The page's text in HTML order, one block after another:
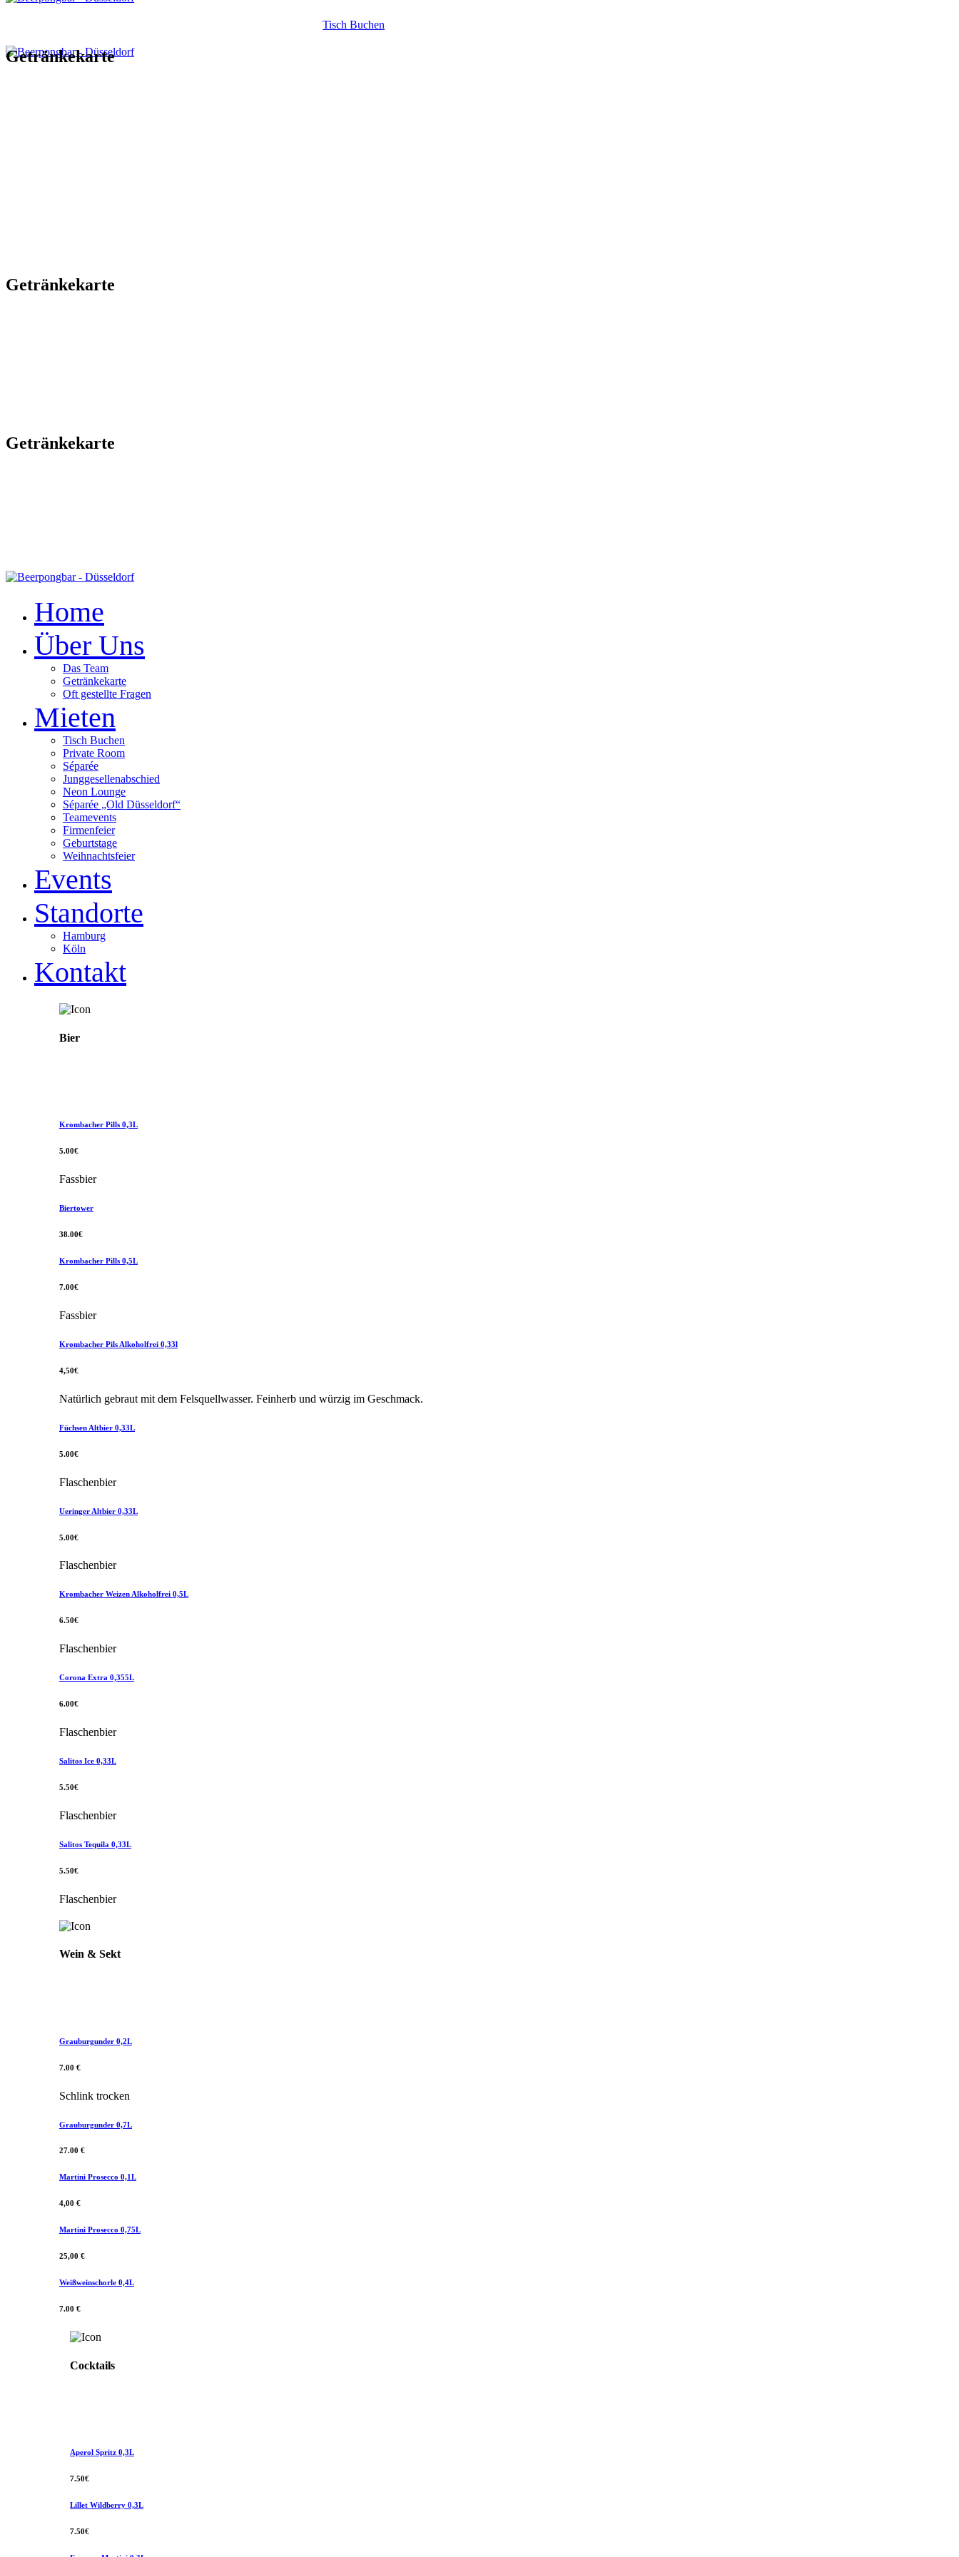
Tisch Buchen
Getränkekarte
Getränkekarte
Getränkekarte
Home
Über Uns
Das Team
Getränkekarte
Oft gestellte Fragen
Mieten
Tisch Buchen
Private Room
Séparée
Junggesellenabschied
Neon Lounge
Séparée „Old Düsseldorf“
Teamevents
Firmenfeier
Geburtstage
Weihnachtsfeier
Events
Standorte
Hamburg
Köln
Kontakt
Bier
Krombacher Pills 0,3L
5.00€
Fassbier
Biertower
38.00€
Krombacher Pills 0,5L
7.00€
Fassbier
Krombacher Pils Alkoholfrei 0,33l
4,50€
Natürlich gebraut mit dem Felsquellwasser. Feinherb und würzig im Geschmack.
Füchsen Altbier 0,33L
5.00€
Flaschenbier
Ueringer Altbier 0,33L
5.00€
Flaschenbier
Krombacher Weizen Alkoholfrei 0,5L
6.50€
Flaschenbier
Corona Extra 0,355L
6.00€
Flaschenbier
Salitos Ice 0,33L
5.50€
Flaschenbier
Salitos Tequila 0,33L
5.50€
Flaschenbier
Wein & Sekt
Grauburgunder 0,2L
7.00 €
Schlink trocken
Grauburgunder 0,7L
27.00 €
Martini Prosecco 0,1L
4,00 €
Martini Prosecco 0,75L
25,00 €
Weißweinschorle 0,4L
7.00 €
Cocktails
Aperol Spritz 0,3L
7.50€
Lillet Wildberry 0,3L
7.50€